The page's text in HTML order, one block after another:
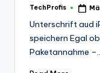
Posted
TechProfis
Unterschrift aud
speichern Egal
Paketannahme